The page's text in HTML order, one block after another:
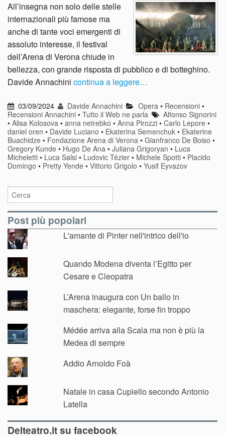
All’insegna non solo delle stelle
internazionali più famose ma
anche di tante voci emergenti di
assoluto interesse, il festival
dell’Arena di Verona chiude in
bellezza, con grande risposta di pubblico e di botteghino.
Davide Annachini continua a leggere…
03/09/2024 Davide Annachini Opera• Recensioni•
Recensioni Annachini • Tutto il Web ne parla
Alfonso Signorini
• Alisa Kolosova • anna netrebko • Anna Pirozzi • Carlo Lepore •
daniel oren • Davide Luciano • Ekaterina Semenchuk • Ekaterine
Buachidze • Fondazione Arena di Verona • Gianfranco De Boiso •
Gregory Kunde • Hugo De Ana • Juliana Grigoryan • Luca
Micheletti • Luca Salsi • Ludovic Tézier • Michele Spotti • Placido
Domingo • Pretty Yende • Vittorio Grigolo • Yusif Eyvazov
Post più popolari
L'amante di Pinter nell'intrico dell'io
Quando Modena diventa l’Egitto per
Cesare e Cleopatra
L’Arena inaugura con Un ballo in
maschera: elegante, forse fin troppo
Médée arriva alla Scala ma non è più la
Medea di sempre
Addio Arnoldo Foà
Natale in casa Cupiello secondo Antonio
Latella
Delteatro.it su facebook